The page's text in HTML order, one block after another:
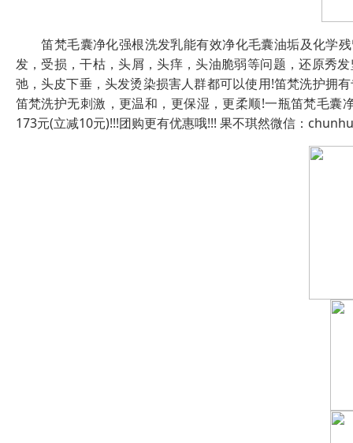
笛梵毛囊净化强根洗发乳能有效净化毛囊油垢及化学残
发，受损，干枯，头屑，头痒，头油脆弱等问题，还原秀
弛，头皮下垂，头发烫染损害人群都可以使用!笛梵洗护拥
笛梵洗护无刺激，更温和，更保湿，更柔顺!一瓶笛梵毛
173元(立减10元)!!!团购更有优惠哦!!! 果不琪然微信：